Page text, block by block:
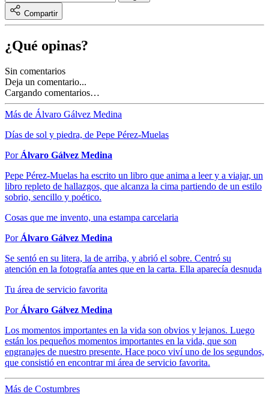
Compartir
¿Qué opinas?
Sin comentarios
Deja un comentario...
Cargando comentarios…
Más de Álvaro Gálvez Medina
Días de sol y piedra, de Pepe Pérez-Muelas
Por Álvaro Gálvez Medina
Pepe Pérez-Muelas ha escrito un libro que anima a leer y a viajar, un
libro repleto de hallazgos, que alcanza la cima partiendo de un estilo
sobrio, sencillo y poético.
Cosas que me invento, una estampa carcelaria
Por Álvaro Gálvez Medina
Se sentó en su litera, la de arriba, y abrió el sobre. Centró su
atención en la fotografía antes que en la carta. Ella aparecía desnuda
Tu área de servicio favorita
Por Álvaro Gálvez Medina
Los momentos importantes en la vida son obvios y lejanos. Luego
están los pequeños momentos importantes en la vida, que son
engranajes de nuestro presente. Hace poco viví uno de los segundos,
que consistió en encontrar mi área de servicio favorita.
Más de Costumbres